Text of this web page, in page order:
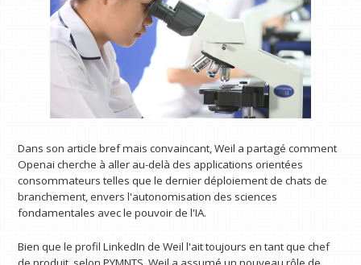
Dans son article bref mais convaincant, Weil a partagé comment
Openai cherche à aller au-delà des applications orientées
consommateurs telles que le dernier déploiement de chats de
branchement, envers l'autonomisation des sciences
fondamentales avec le pouvoir de l'IA.
Bien que le profil LinkedIn de Weil l'ait toujours en tant que chef